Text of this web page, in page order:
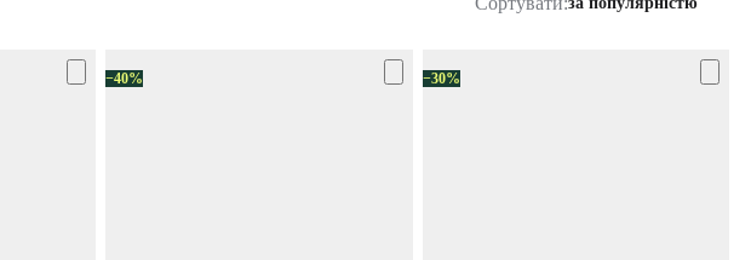
−40% −30%